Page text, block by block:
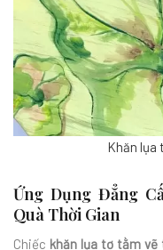
Khăn lụa
Ứng Dụng Đẳng
Quà Thời Gian
Chiếc khăn lụa tơ tằm vẽ